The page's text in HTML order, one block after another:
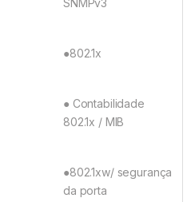
SNMPv3
●802.1x
● Contabilidade
802.1x / MIB
●802.1xw/ segurança
da porta